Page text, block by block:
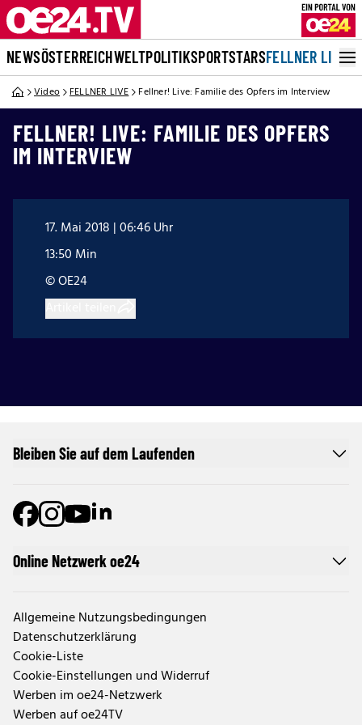
NEWSÖSTERREICHWELTPOLITIKSPORTSTARSFELLNER LIVE
Video FELLNER LIVE Fellner! Live: Familie des Opfers im Interview
FELLNER! LIVE: FAMILIE DES OPFERS
IM INTERVIEW
17. Mai 2018 | 06:46 Uhr
13:50 Min
© OE24
Online Netzwerk oe24
Allgemeine Nutzungsbedingungen
Datenschutzerklärung
Cookie-Liste
Cookie-Einstellungen und Widerruf
Werben im oe24-Netzwerk
Werben auf oe24TV
Bleiben Sie auf dem Laufenden